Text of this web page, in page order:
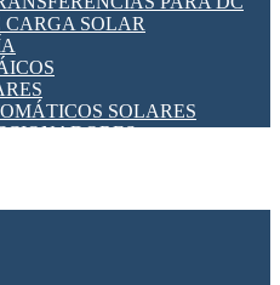
SOLAR
SOLARES
SPDS PARA